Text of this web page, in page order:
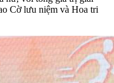
Cờ lưu niệm và Hoa tri